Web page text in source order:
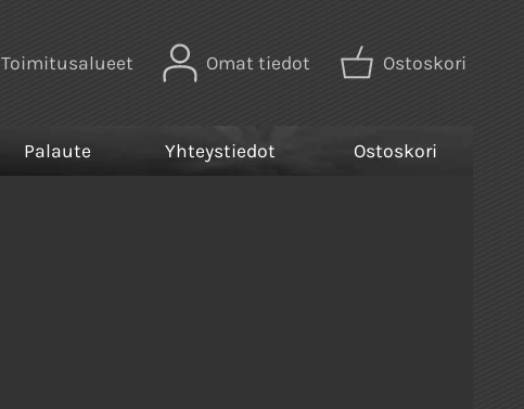
Toimitusalueet Omat tiedot Ostoskori
Palaute Yhteystiedot Ostoskori